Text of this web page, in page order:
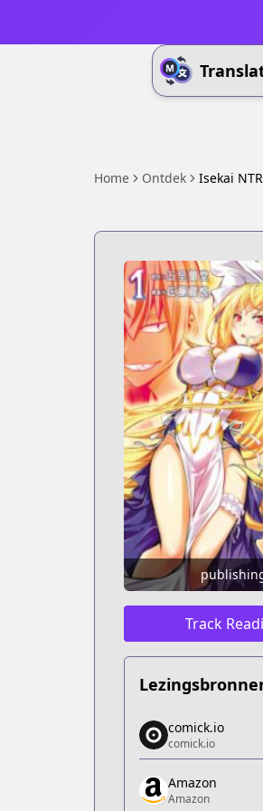
Home Ontdek Isekai
Track
comick.io
comick.io
https://comick.io/
Amazon
comick.io
comick.io
Amazon
Amazon